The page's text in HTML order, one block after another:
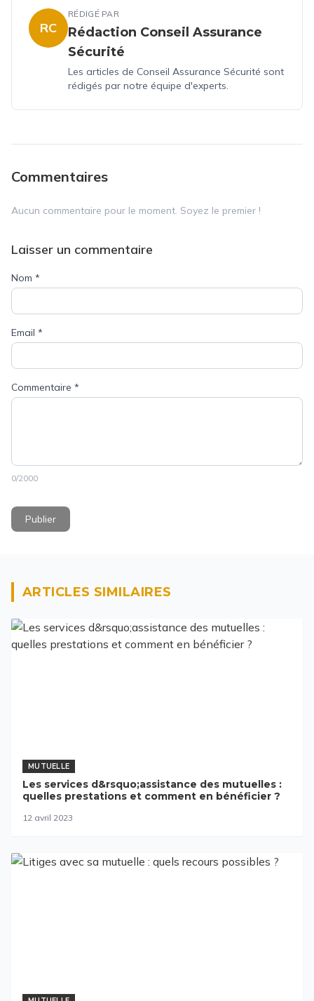
RC
RÉDIGÉ PAR
Rédaction Conseil Assurance
Sécurité
Les articles de Conseil Assurance Sécurité sont
rédigés par notre équipe d'experts.
Commentaires
Aucun commentaire pour le moment. Soyez le premier !
Laisser un commentaire
Nom *
Email *
Commentaire *
0/2000
Publier
ARTICLES SIMILAIRES
MUTUELLE
Les services d&rsquo;assistance des mutuelles :
quelles prestations et comment en bénéficier ?
12 avril 2023